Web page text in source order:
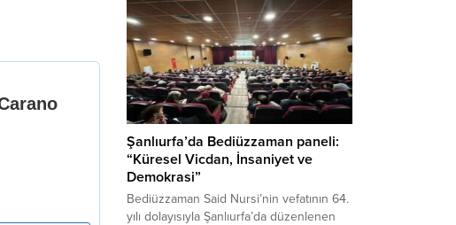
çarpışması sonucu meydana gelen
kazada can pazarı yaşandı. Kafa Kafaya
Çarpıştılar Edinilen bilgilere göre,
Hüseyin Çelik (29)...
Şanlıurfa’da Bediüzzaman paneli:
“Küresel Vicdan, İnsaniyet ve
Demokrasi”
Bediüzzaman Said Nursi’nin vefatının 64.
yılı dolayısıyla Şanlıurfa’da düzenlenen